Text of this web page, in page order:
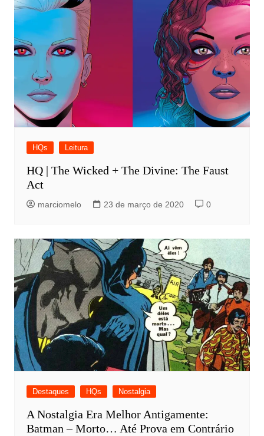
HQs Leitura
HQ | The Wicked + The Divine: The Faust
Act
marciomelo 23 de março de 2020 0
Destaques HQs Nostalgia
A Nostalgia Era Melhor Antigamente:
Batman – Morto… Até Prova em Contrário